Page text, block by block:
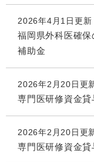
2026年4月1日更新
福岡県外科医確
補助金
2026年2月20日更
専門医研修資金
2026年2月20日更
専門医研修資金